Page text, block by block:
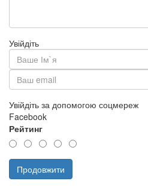
Увійдіть
Увійдіть за допомогою соцмереж
Facebook
Рейтинг
Продовжити